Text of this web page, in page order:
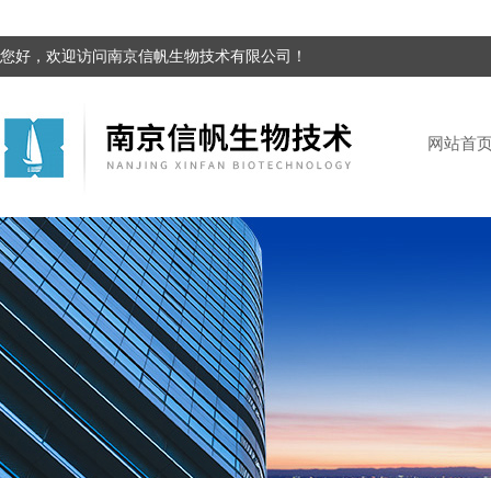
您好，欢迎访问南京信帆生物技术有限公司！
网站首